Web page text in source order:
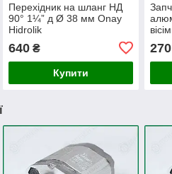
Перехідник на шланг НД
90° 1¼” д Ø 38 мм Onay
Hidrolik
640₴
Купити
270